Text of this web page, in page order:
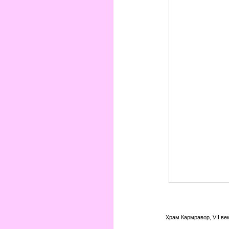
Храм Кармравор, VII век.